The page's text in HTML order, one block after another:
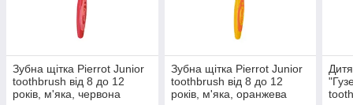
Зубна щітка Pierrot Junior
toothbrush від 8 до 12
років, м'яка, червона
Зубна щітка Pierrot Junior
toothbrush від 8 до 12
років, м'яка, оранжева